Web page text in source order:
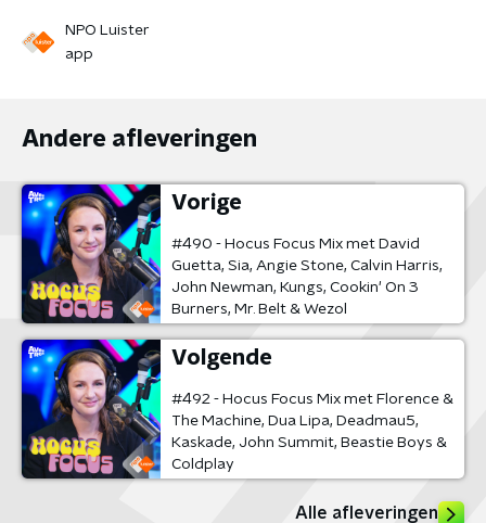
NPO Luister
app
Andere afleveringen
Vorige
#490 - Hocus Focus Mix met David
Guetta, Sia, Angie Stone, Calvin Harris,
John Newman, Kungs, Cookin' On 3
Burners, Mr. Belt & Wezol
Volgende
#492 - Hocus Focus Mix met Florence &
The Machine, Dua Lipa, Deadmau5,
Kaskade, John Summit, Beastie Boys &
Coldplay
Alle afleveringen